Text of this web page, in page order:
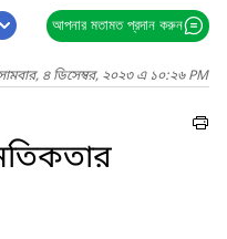
আপনার মতামত প্রদান করুন
৪ ডিসেম্বর, ২০২৩ এ ১০:২৬ PM